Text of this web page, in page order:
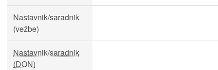
Nastavnik/saradnik
(vežbe)
Nastavnik/saradnik
(DON)